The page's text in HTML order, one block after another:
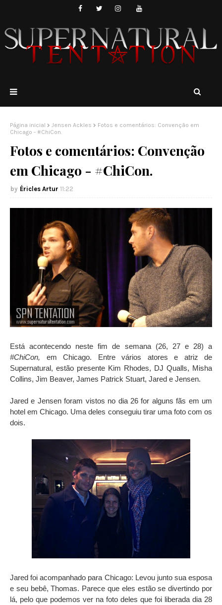
Página inicial Jensen Ackles
Fotos e comentários: Convenção em
Chicago - #ChiCon.
Fotos e comentários: Convenção
em Chicago - #ChiCon.
Éricles Artur 11:22
Está acontecendo neste fim de semana (26, 27 e 28) a
#ChiCon, em Chicago. Entre vários atores e atriz de
Supernatural, estão presente Kim Rhodes, DJ Qualls, Misha
Collins, Jim Beaver, James Patrick Stuart, Jared e Jensen.
Jared e Jensen foram vistos no dia 26 for alguns fãs em um
hotel em Chicago. Uma deles conseguiu tirar uma foto com os
dois.
Jared foi acompanhado para Chicago: Levou junto sua esposa
e seu bebê, Thomas. Parece que eles estão se divertindo por
lá, pelo que podemos ver na foto deles que foi liberada dia 28